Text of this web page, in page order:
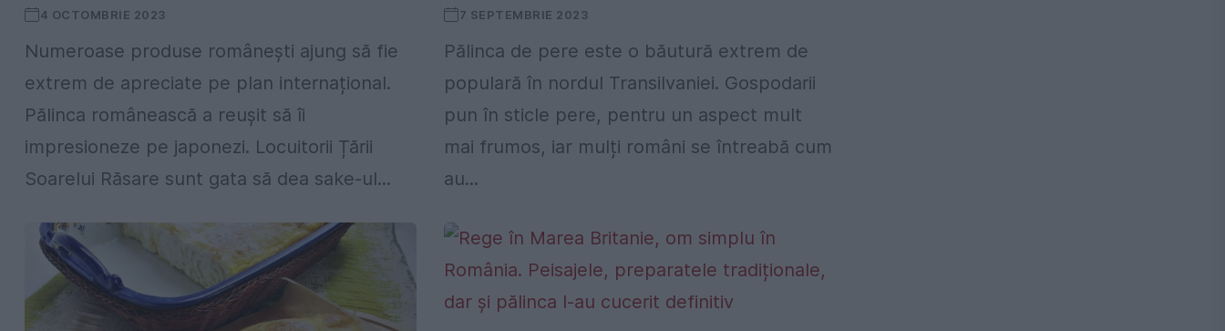
4 OCTOMBRIE 2023
Numeroase produse românești ajung să fie
extrem de apreciate pe plan internațional.
Pălinca românească a reușit să îi
impresioneze pe japonezi. Locuitorii Țării
Soarelui Răsare sunt gata să dea sake-ul...
7 SEPTEMBRIE 2023
Pălinca de pere este o băutură extrem de
populară în nordul Transilvaniei. Gospodarii
pun în sticle pere, pentru un aspect mult
mai frumos, iar mulți români se întreabă cum
au...